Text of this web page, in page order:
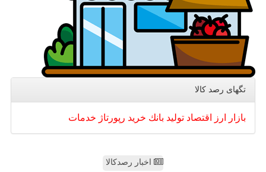
تگهای رصد كالا
بازار ارز اقتصاد تولید بانك خرید رپورتاژ خدمات
اخبار رصدکالا